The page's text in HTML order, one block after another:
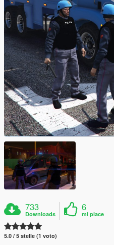
733
Downloads
6
mi piace
5.0 / 5 stelle (1 voto)